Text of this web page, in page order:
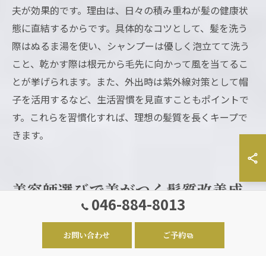
夫が効果的です。理由は、日々の積み重ねが髪の健康状
態に直結するからです。具体的なコツとして、髪を洗う
際はぬるま湯を使い、シャンプーは優しく泡立てて洗う
こと、乾かす際は根元から毛先に向かって風を当てるこ
とが挙げられます。また、外出時は紫外線対策として帽
子を活用するなど、生活習慣を見直すこともポイントで
す。これらを習慣化すれば、理想の髪質を長くキープで
きます。
美容師選びで差がつく髪質改善成
功のポイント
髪質改善で信頼できる美容師を見分けるポイント
046-884-8013
お問い合わせ ご予約